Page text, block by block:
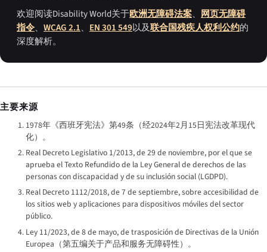
欢迎阅读Disability World关于欧洲无障碍法案、 网页无障碍
指令、 WCAG 2.1、 EN 301 549以及联合国残疾人权利公约的
深度解析。
主要来源
1978年《西班牙宪法》第49条（经2024年2月15日宪法改革现代
化）。
Real Decreto Legislativo 1/2013, de 29 de noviembre, por el que se
aprueba el Texto Refundido de la Ley General de derechos de las
personas con discapacidad y de su inclusión social (LGDPD).
Real Decreto 1112/2018, de 7 de septiembre, sobre accesibilidad de
los sitios web y aplicaciones para dispositivos móviles del sector
público.
Ley 11/2023, de 8 de mayo, de trasposición de Directivas de la Unión
Europea（第五编关于产品和服务无障碍性）。